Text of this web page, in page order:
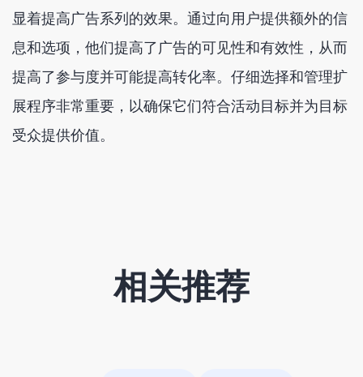
显着提高广告系列的效果。通过向用户提供额外的信
息和选项，他们提高了广告的可见性和有效性，从而
提高了参与度并可能提高转化率。仔细选择和管理扩
展程序非常重要，以确保它们符合活动目标并为目标
受众提供价值。
相关推荐